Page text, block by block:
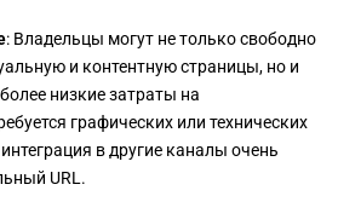
: Владельцы могут не только свободно
и контентную страницы, но и
низкие затраты на
графических или технических
в другие каналы очень
URL.